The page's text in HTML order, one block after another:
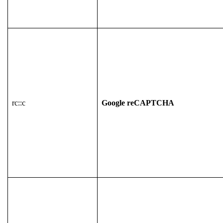
rc::c Google reCAPTCHA